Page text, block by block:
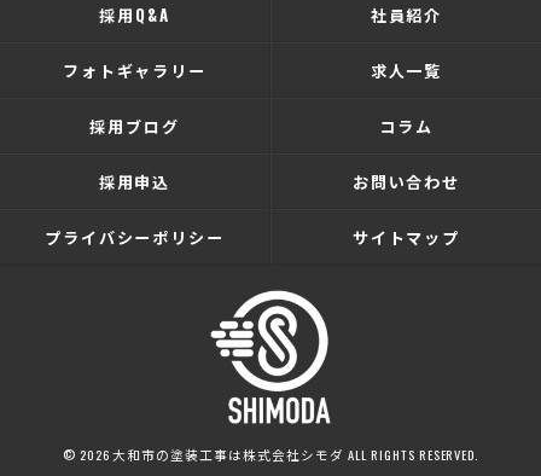
採用Q&A 社員紹介
フォトギャラリー 求人一覧
採用ブログ コラム
採用申込 お問い合わせ
プライバシーポリシー サイトマップ
© 2026 大和市の塗装工事は株式会社シモダ ALL RIGHTS RESERVED.